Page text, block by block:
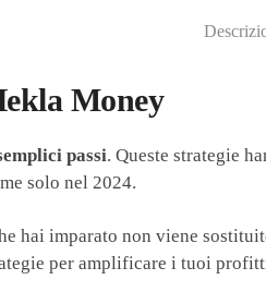
Money
passi. Queste strategie
solo nel 2024.
hai imparato non viene
per amplificare i tuoi